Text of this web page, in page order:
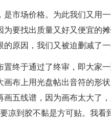
是市场价格。为此我们又用
要找出质量又好又便宜的
原因，我们又被迫删减了一
终于通过了终审，即大家
画布上用光盘帖出音符的形
画五线谱，因为画布太大了
凉到胶不黏是方可贴。我看